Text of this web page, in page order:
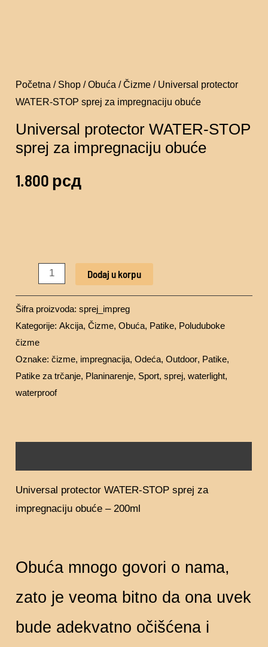
Početna / Shop /Obuća /Čizme / Universal protector
WATER-STOP sprej za impregnaciju obuće
Universal protector WATER-STOP
sprej za impregnaciju obuće
1.800 рсд
Dodaj u korpu
Šifra proizvoda:sprej_impreg
Kategorije:Akcija,Čizme,Obuća, Patike, Poluduboke
čizme
Oznake:čizme, impregnacija,Odeća,Outdoor, Patike,
Patike za trčanje, Planinarenje, Sport,sprej,waterlight,
waterproof
Universal protector WATER-STOP sprej za
impregnaciju obuće – 200ml
Obuća mnogo govori o nama,
zato je veoma bitno da ona uvek
bude adekvatno očišćena i